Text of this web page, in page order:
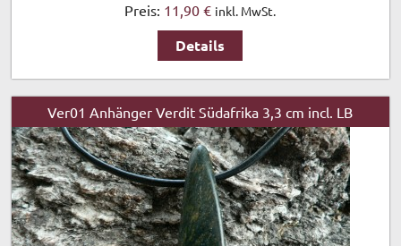
Preis: 11,90 € inkl. MwSt.
Details
Ver01 Anhänger Verdit Südafrika 3,3 cm incl. LB